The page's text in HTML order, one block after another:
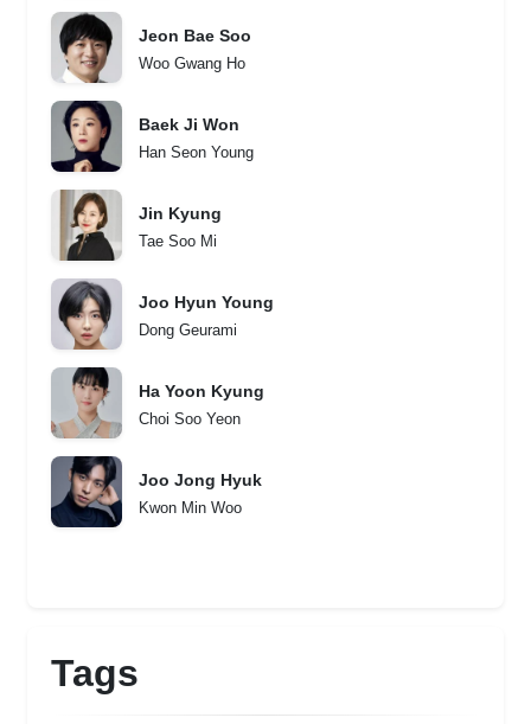
Jeon Bae Soo
Woo Gwang Ho
Baek Ji Won
Han Seon Young
Jin Kyung
Tae Soo Mi
Joo Hyun Young
Dong Geurami
Ha Yoon Kyung
Choi Soo Yeon
Joo Jong Hyuk
Kwon Min Woo
Tags